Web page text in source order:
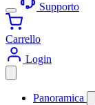
Supporto
Carrello
Login
Panoramica